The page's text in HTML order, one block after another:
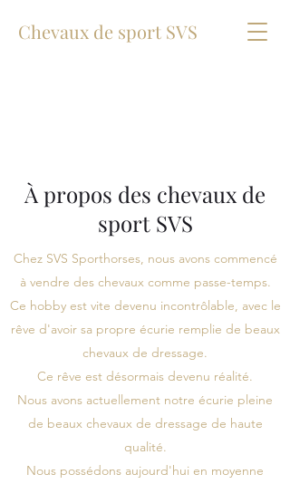
Chevaux de sport SVS
À propos des chevaux de
sport SVS
Chez SVS Sporthorses, nous avons commencé
à vendre des chevaux comme passe-temps.
Ce hobby est vite devenu incontrôlable, avec le
rêve d'avoir sa propre écurie remplie de beaux
chevaux de dressage.
Ce rêve est désormais devenu réalité.
Nous avons actuellement notre écurie pleine
de beaux chevaux de dressage de haute
qualité.
Nous possédons aujourd'hui en moyenne